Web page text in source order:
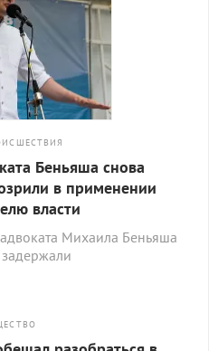
Беньяша снова
в применении
власти
Михаила Беньяша